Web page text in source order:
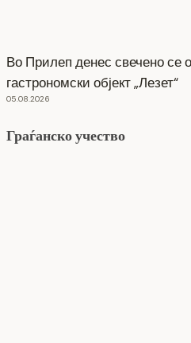
Во Прилеп денес свечено се
гастрономски објект „Лезет“
05.08.2026
Граѓанско учество